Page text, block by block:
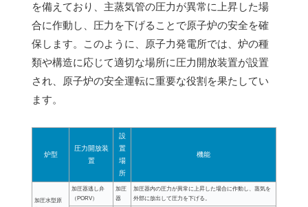
を備えており、主蒸気管の圧力が異常に上昇した場
合に作動し、圧力を下げることで原子炉の安全を確
保します。このように、原子力発電所では、炉の種
類や構造に応じて適切な場所に圧力開放装置が設置
され、原子炉の安全運転に重要な役割を果たしてい
ます。
炉型
圧力開放装
置
設
置
場
所
機能
加圧水型原
加圧器逃し弁
（PORV）
加圧
器
加圧器内の圧力が異常に上昇した場合に作動し、蒸気を
外部に放出して圧力を下げる。